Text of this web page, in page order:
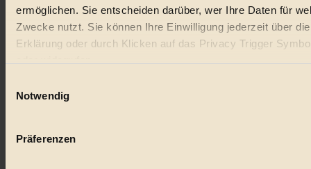
ermöglichen. Sie entscheiden darüber, wer Ihre Daten für
Zwecke nutzt. Sie können Ihre Einwilligung jederzeit über
Erklärung oder durch Klicken auf das Privacy Trigger
Wenn Sie es erlauben, würden wir auch gerne:
Ihr Gerät durch aktives Scannen nach bestimmten
Notwendig
Präferenzen
Bio
Vegan